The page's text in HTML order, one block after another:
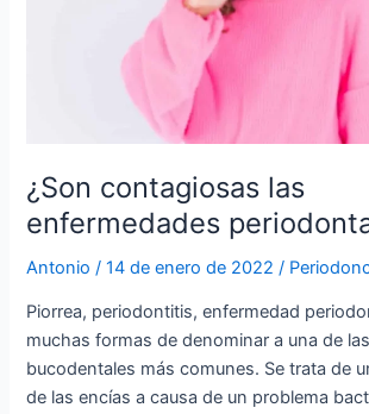
¿Son contagiosas las
enfermedades
Antonio /14 de enero de 2022 /
Piorrea, periodontitis, enfermedad
muchas formas de denominar a una de
bucodentales más comunes. Se trata de
de las encías a causa de un problema